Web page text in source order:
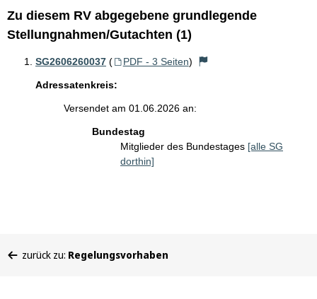
Zu diesem RV abgegebene grundlegende
Stellungnahmen/Gutachten (1)
SG2606260037 ( PDF - 3 Seiten)
Adressatenkreis:
Versendet am 01.06.2026 an:
Bundestag
Mitglieder des Bundestages [alle SG
dorthin]
befinden
zurück zu: Regelungsvorhaben